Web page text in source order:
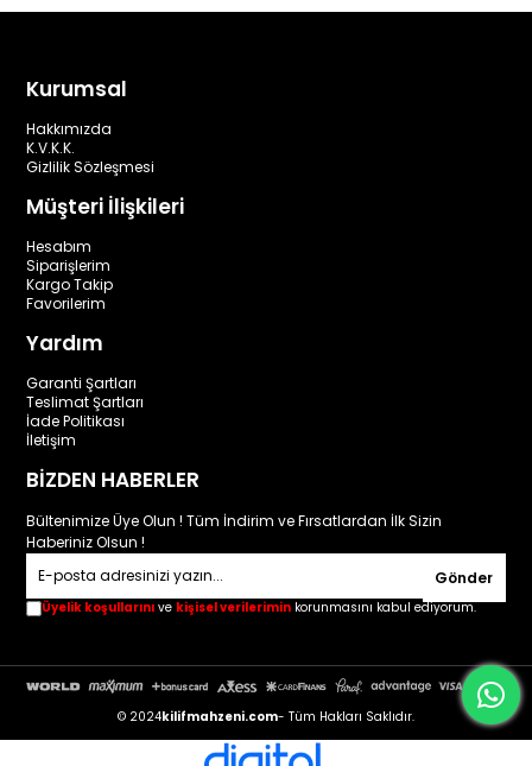
Kurumsal
Hakkımızda
K.V.K.K.
Gizlilik Sözleşmesi
Müşteri İlişkileri
Hesabım
Siparişlerim
Kargo Takip
Favorilerim
Yardım
Garanti Şartları
Teslimat Şartları
İade Politikası
İletişim
BİZDEN HABERLER
Bültenimize Üye Olun ! Tüm İndirim ve Fırsatlardan İlk Sizin
Haberiniz Olsun !
Gönder
Üyelik koşullarını ve kişisel verilerimin korunmasını kabul ediyorum.
© 2024kilifmahzeni.com- Tüm Hakları Saklıdır.